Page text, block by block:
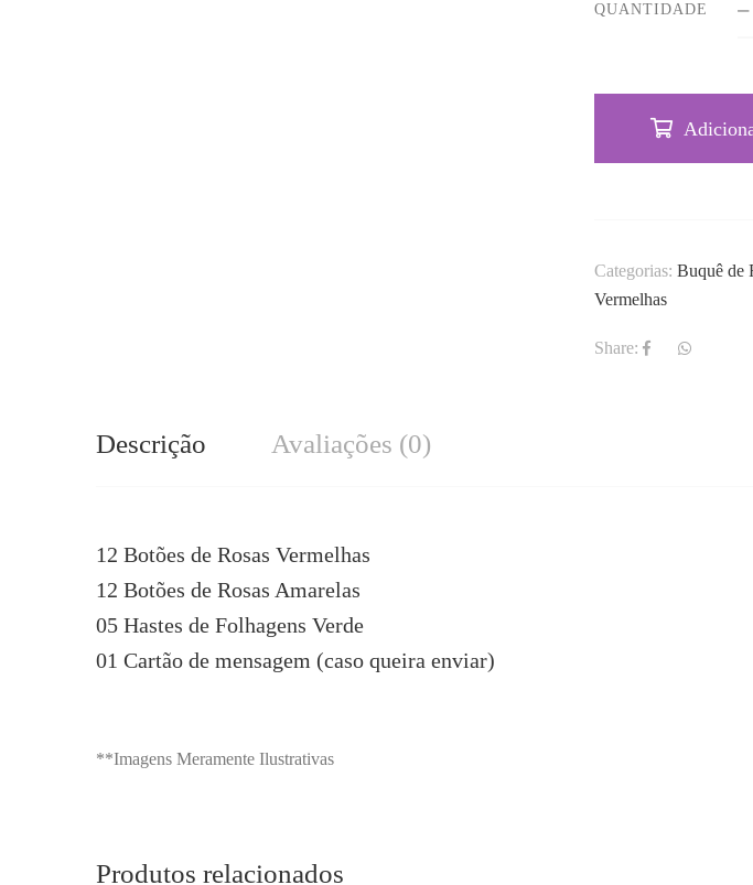
QUANTIDADE
Categorias:Buquê de
Vermelhas
Share:
Descrição Avaliações (0)
12 Botões de Rosas Vermelhas
12 Botões de Rosas Amarelas
05 Hastes de Folhagens Verde
01 Cartão de mensagem (caso queira enviar)
**Imagens Meramente Ilustrativas
Produtos relacionados